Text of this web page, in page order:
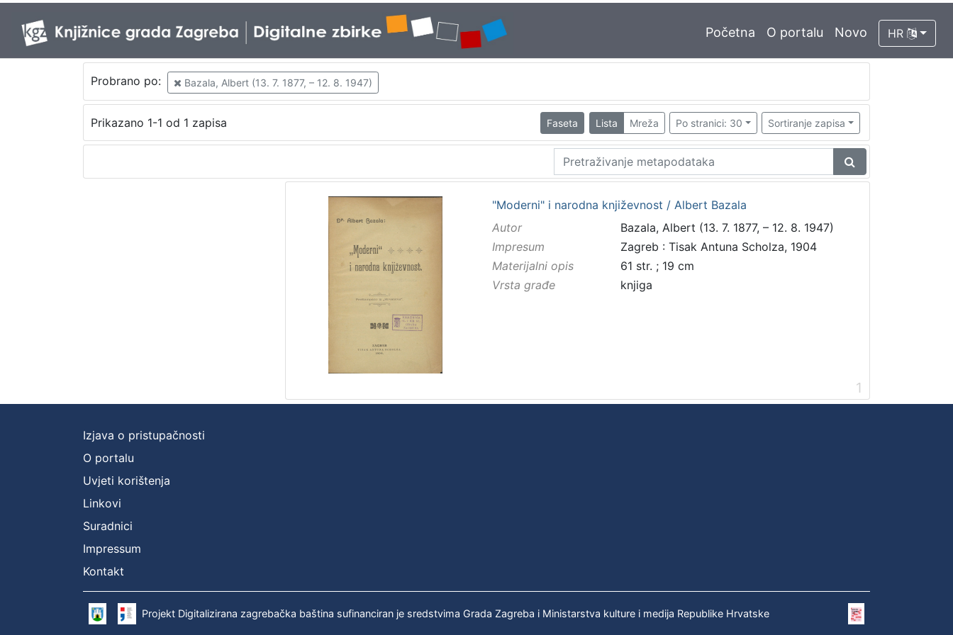
Početna O portalu Novo HR
Probrano po: Bazala, Albert (13. 7. 1877, – 12. 8. 1947)
Prikazano 1-1 od 1 zapisa Faseta Lista Mreža Po stranici: 30 Sortiranje zapisa
"Moderni" i narodna književnost / Albert Bazala
Autor
Bazala, Albert (13. 7. 1877, – 12. 8. 1947)
Impresum
Zagreb : Tisak Antuna Scholza, 1904
Materijalni opis
61 str. ; 19 cm
Vrsta građe
knjiga
1
Izjava o pristupačnosti
O portalu
Uvjeti korištenja
Linkovi
Suradnici
Impressum
Kontakt
Projekt Digitalizirana zagrebačka baština sufinanciran je sredstvima Grada Zagreba i Ministarstva kulture i medija Republike Hrvatske